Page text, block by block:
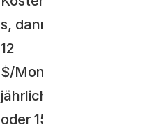
s, dann
12
$/Monat
jährlich
oder 15